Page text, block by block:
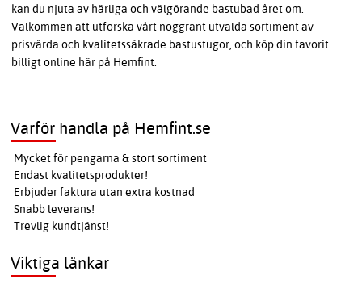
kan du njuta av härliga och välgörande bastubad året om.
Välkommen att utforska vårt noggrant utvalda sortiment av
prisvärda och kvalitetssäkrade bastustugor, och köp din favorit
billigt online här på Hemfint.
Varför handla på Hemfint.se
Mycket för pengarna & stort sortiment
Endast kvalitetsprodukter!
Erbjuder faktura utan extra kostnad
Snabb leverans!
Trevlig kundtjänst!
Viktiga länkar